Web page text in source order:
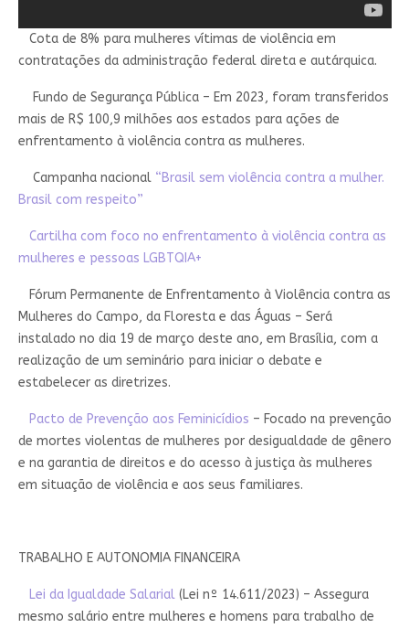
Cota de 8% para mulheres vítimas de violência em
contratações da administração federal direta e autárquica.
Fundo de Segurança Pública – Em 2023, foram transferidos
mais de R$ 100,9 milhões aos estados para ações de
enfrentamento à violência contra as mulheres.
Campanha nacional “Brasil sem violência contra a mulher.
Brasil com respeito”
Cartilha com foco no enfrentamento à violência contra as
mulheres e pessoas LGBTQIA+
Fórum Permanente de Enfrentamento à Violência contra as
Mulheres do Campo, da Floresta e das Águas – Será
instalado no dia 19 de março deste ano, em Brasília, com a
realização de um seminário para iniciar o debate e
estabelecer as diretrizes.
Pacto de Prevenção aos Feminicídios – Focado na prevenção
de mortes violentas de mulheres por desigualdade de gênero
e na garantia de direitos e do acesso à justiça às mulheres
em situação de violência e aos seus familiares.
TRABALHO E AUTONOMIA FINANCEIRA
Lei da Igualdade Salarial(Lei nº 14.611/2023) – Assegura
mesmo salário entre mulheres e homens para trabalho de